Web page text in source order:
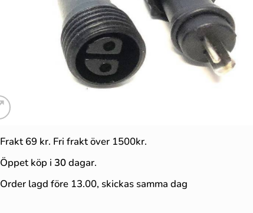
Frakt 69 kr. Fri frakt över 1500kr.
Öppet köp i30dagar.
Order lagd före 13.00, skickas samma dag